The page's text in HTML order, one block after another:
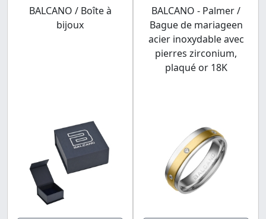
BALCANO / Boîte à
bijoux
BALCANO - Palmer /
Bague de mariageen
acier inoxydable avec
pierres zirconium,
plaqué or 18K